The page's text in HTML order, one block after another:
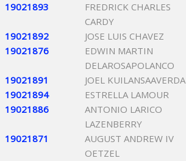
19021893
FREDRICK CHARLES
CARDY
19021892 JOSE LUIS CHAVEZ
19021876
EDWIN MARTIN
DELAROSAPOLANCO
19021891 JOEL KUILANSAAVERDA
19021894
ESTRELLA LAMOUR
19021886
ANTONIO LARICO
LAZENBERRY
19021871
AUGUST ANDREW IV
OETZEL